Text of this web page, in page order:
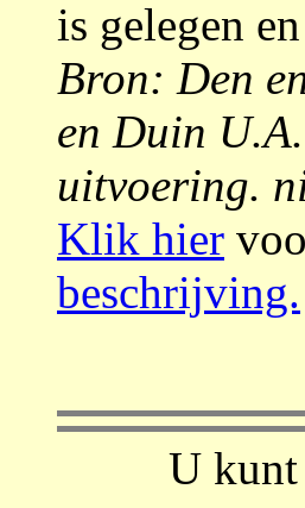
is gelegen
Bron: Den
en Duin
uitvoering.
Klik hier
beschrijving.
U kunt